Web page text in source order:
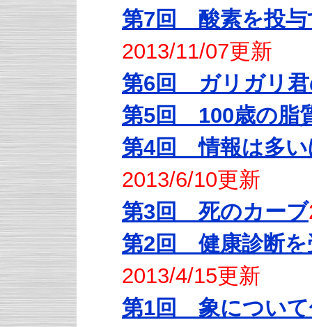
第7回 酸素を投与
2013/11/07更新
第6回 ガリガリ君
第5回 100歳の脂
第4回 情報は多い
2013/6/10更新
第3回
死のカーブ
第2回 健康診断を
2013/4/15更新
第1回 象について